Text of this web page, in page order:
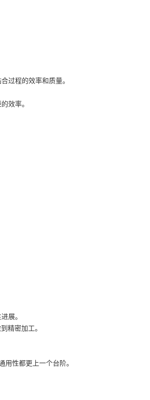
过程的效率和质量。
效率。
展。
精密加工。
性都更上一个台阶。